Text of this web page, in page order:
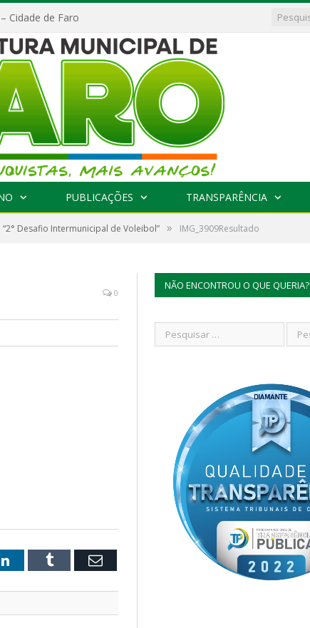
Cidade de Faro
PUBLICAÇÕES TRANSPARÊNCIA
Desafio Intermunicipal de Voleibol” » IMG_3909Resultado
0
LinkedInTumblr Email
NÃO ENCONTROU O QUE QUERIA?